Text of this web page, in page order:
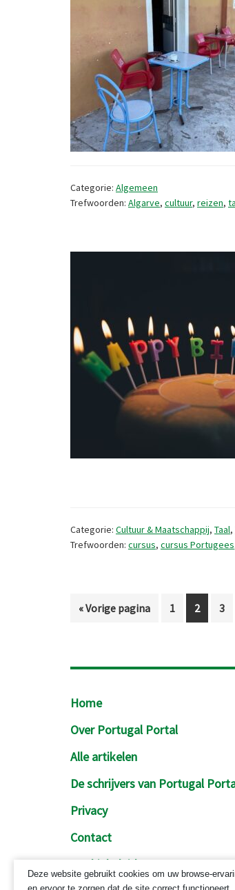
Categorie: Algemeen
Trefwoorden: Algarve, cultuur, reizen,
Categorie: Cultuur & Maatschappij, Taal,
Trefwoorden: cursus, cursus Portugees
«Ga
Vorige pagina Pagina
1 Pagina
2 3
Footer
Home
Over Portugal Portal
Alle artikelen
De schrijvers van Portugal
Privacy
Contact
Cookiebeleid
Deze website gebruikt cookies om uw browse-